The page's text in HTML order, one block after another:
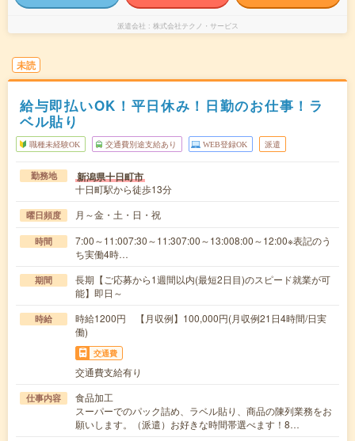
派遣会社 株式会社テクノ・サービス
未読
給与即払いOK！平日休み！日勤のお仕事！ラ
ベル貼り
職種未経験OK 交通費別途支給あり WEB登録OK 派遣
勤務地 新潟県十日町市
十日町駅から徒歩13分
曜日頻度 月～金・土・日・祝
時間
7:00～11:007:30～11:307:00～13:008:00～12:00※表記のう
ち実働4時…
期間
長期【ご応募から1週間以内(最短2日目)のスピード就業が可
能】即日～
時給
時給1200円 【月収例】100,000円(月収例21日4時間/日実
働)
交通費
交通費支給有り
仕事内容
食品加工
スーパーでのパック詰め、ラベル貼り、商品の陳列業務をお
願いします。（派遣）お好きな時間帯選べます！8…